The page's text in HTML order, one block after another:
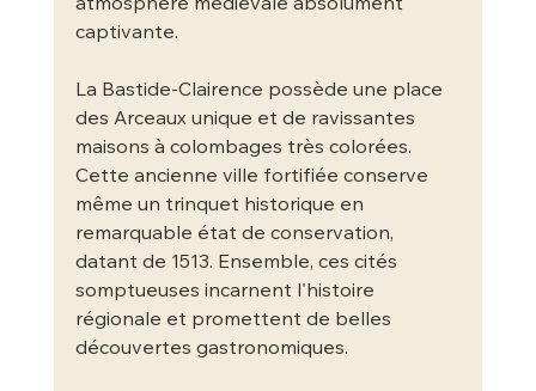
atmosphère médiévale absolument
captivante.
La Bastide-Clairence possède une place
des Arceaux unique et de ravissantes
maisons à colombages très colorées.
Cette ancienne ville fortifiée conserve
même un trinquet historique en
remarquable état de conservation,
datant de 1513. Ensemble, ces cités
somptueuses incarnent l'histoire
régionale et promettent de belles
découvertes gastronomiques.